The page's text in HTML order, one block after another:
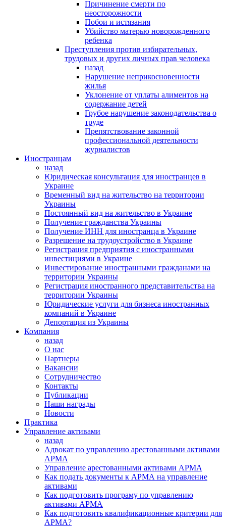
Причинение смерти по
неосторожности
Побои и истязания
Убийство матерью новорожденного
ребенка
Преступления против избирательных,
трудовых и других личных прав человека
назад
Нарушение неприкосновенности
жилья
Уклонение от уплаты алиментов на
содержание детей
Грубое нарушение законодательства о
труде
Препятствование законной
профессиональной деятельности
журналистов
Иностранцам
назад
Юридическая консультация для иностранцев в
Украине
Временный вид на жительство на территории
Украины
Постоянный вид на жительство в Украине
Получение гражданства Украины
Получение ИНН для иностранца в Украине
Разрешение на трудоустройство в Украине
Регистрация предприятия с иностранными
инвестициями в Украине
Инвестирование иностранными гражданами на
территории Украины
Регистрация иностранного представительства на
территории Украины
Юридические услуги для бизнеса иностранных
компаний в Украине
Депортация из Украины
Компания
назад
О нас
Партнеры
Вакансии
Сотрудничество
Контакты
Публикации
Наши награды
Новости
Практика
Управление активами
назад
Адвокат по управлению арестованными активами
АРМА
Управление арестованными активами АРМА
Как подать документы к АРМА на управление
активами
Как подготовить програму по управлению
активами АРМА
Как подготовить квалификационные критерии для
АРМА?